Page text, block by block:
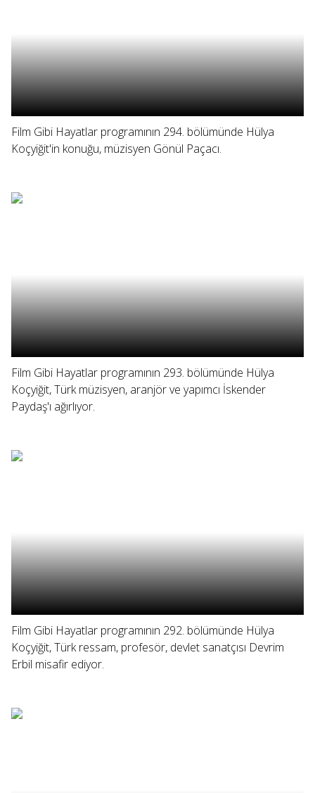
Film Gibi Hayatlar programının 294. bölümünde Hülya
Koçyiğit'in konuğu, müzisyen Gönül Paçacı.
Film Gibi Hayatlar programının 293. bölümünde Hülya
Koçyiğit, Türk müzisyen, aranjör ve yapımcı İskender
Paydaş'ı ağırlıyor.
Film Gibi Hayatlar programının 292. bölümünde Hülya
Koçyiğit, Türk ressam, profesör, devlet sanatçısı Devrim
Erbil misafir ediyor.